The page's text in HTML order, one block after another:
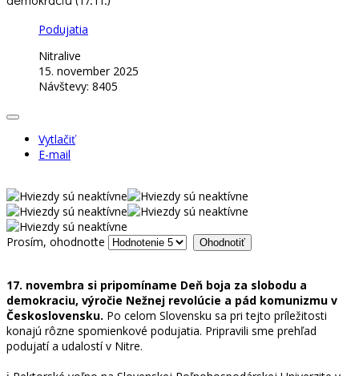
Podujatia
Nitralive
15. november 2025
Návštevy: 8405
Vytlačiť
E-mail
Prosím, ohodnoťte
17. novembra si pripomíname Deň boja za slobodu a
demokraciu, výročie Nežnej revolúcie a pád komunizmu v
Československu. Po celom Slovensku sa pri tejto príležitosti
konajú rôzne spomienkové podujatia. Pripravili sme prehľad
podujatí a udalostí v Nitre.